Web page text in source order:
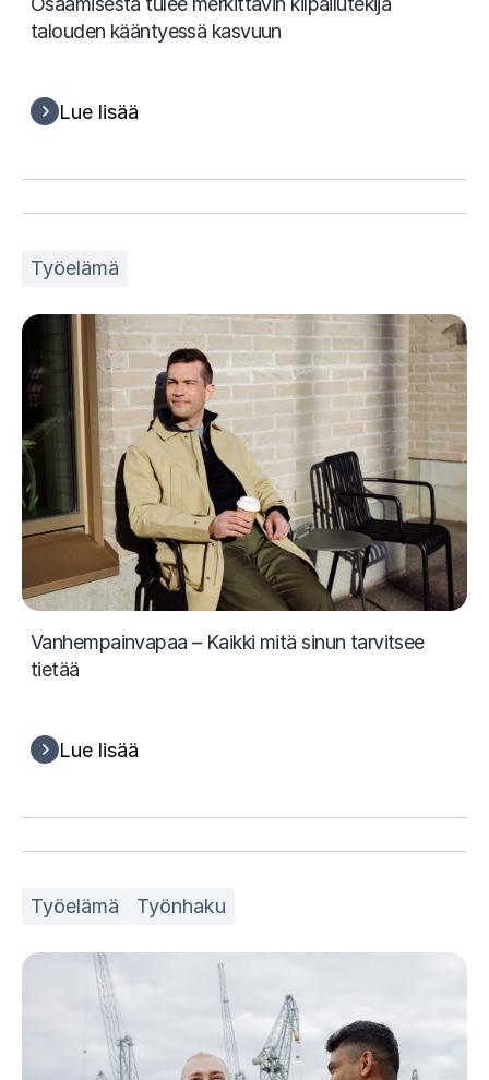
talouden kääntyessä kasvuun
Lue lisää
Työelämä
Vanhempainvapaa – Kaikki mitä sinun tarvitsee
tietää
Lue lisää
Työelämä Työnhaku